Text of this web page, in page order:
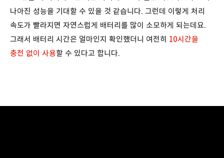
나아진 성능을 기대할 수 있을 것 같습니다. 그런데 이렇게 처리
속도가 빨라지면 자연스럽게 배터리를 많이 소모하게 되는데요.
그래서 배터리 시간은 얼마인지 확인했더니 여전히 10시간을
충전 없이 사용할 수 있다고 합니다.